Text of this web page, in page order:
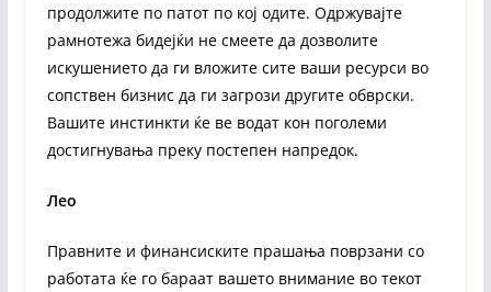
продолжите по патот по кој одите. Одржувајте
рамнотежа бидејќи не смеете да дозволите
искушението да ги вложите сите ваши ресурси во
сопствен бизнис да ги загрози другите обврски.
Вашите инстинкти ќе ве водат кон поголеми
достигнувања преку постепен напредок.
Лео
Правните и финансиските прашања поврзани со
работата ќе го бараат вашето внимание во текот